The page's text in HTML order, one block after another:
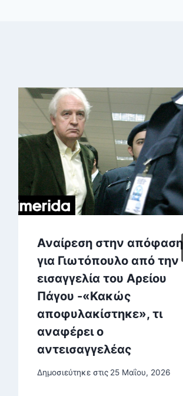
Αναίρεση στην απόφαση
για Γιωτόπουλο από την
εισαγγελία του Αρείου
Πάγου -«Κακώς
αποφυλακίστηκε», τι
αναφέρει ο
αντεισαγγελέας
Δημοσιεύτηκε στις 25 Μαΐου, 2026